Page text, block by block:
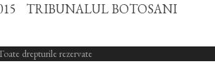
TRIBUNALUL BOTOSANI
drepturile rezervate